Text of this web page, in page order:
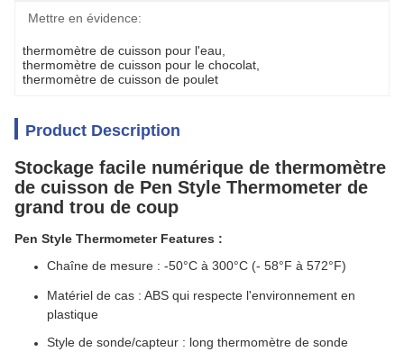
Mettre en évidence:
thermomètre de cuisson pour l'eau
thermomètre de cuisson pour le chocolat
thermomètre de cuisson de poulet
Product Description
Stockage facile numérique de thermomètre
de cuisson de Pen Style Thermometer de
grand trou de coup
Pen Style Thermometer Features :
Chaîne de mesure : -50°C à 300°C (- 58°F à 572°F)
Matériel de cas : ABS qui respecte l'environnement en
plastique
Style de sonde/capteur : long thermomètre de sonde